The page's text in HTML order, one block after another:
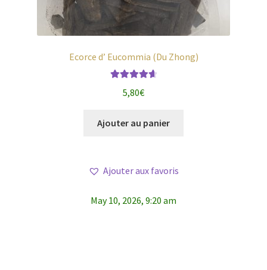
Ecorce d’ Eucommia (Du Zhong)
sur 5
5,80€
Ajouter au panier
Ajouter aux favoris
May 10, 2026, 9:20 am